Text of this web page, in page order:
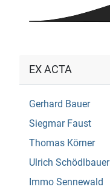
EX ACTA
Gerhard Bauer
Siegmar Faust
Thomas Körner
Ulrich Schödlbauer
Immo Sennewald